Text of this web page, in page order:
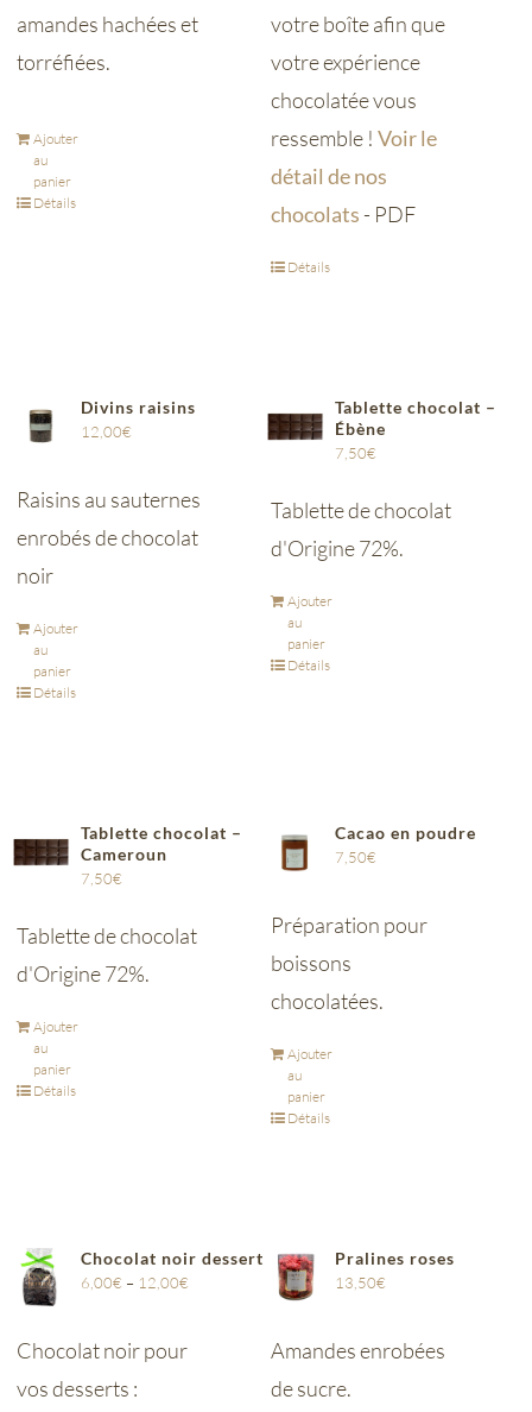
amandes hachées et
torréfiées.
Ajouter
au
panier
Détails
votre boîte afin que
votre expérience
chocolatée vous
ressemble !Voir le
détail de nos
chocolats - PDF
Détails
Divins raisins
12,00€
Raisins au sauternes
enrobés de chocolat
noir
Ajouter
au
panier
Détails
Tablette chocolat –
Ébène
7,50€
Tablette de chocolat
d'Origine 72%.
Ajouter
au
panier
Détails
Tablette chocolat –
Cameroun
7,50€
Tablette de chocolat
d'Origine 72%.
Ajouter
au
panier
Détails
Cacao en poudre
7,50€
Préparation pour
boissons
chocolatées.
Ajouter
au
panier
Détails
Chocolat noir dessert
6,00€ – 12,00€
Chocolat noir pour
vos desserts :
Pralines roses
13,50€
Amandes enrobées
de sucre.